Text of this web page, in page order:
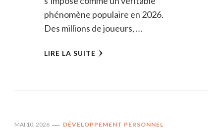
phénomène populaire en 2026.
Des millions de joueurs, …
LIRE LA SUITE
MAI 10, 2026 DÉVELOPPEMENT PERSONNEL